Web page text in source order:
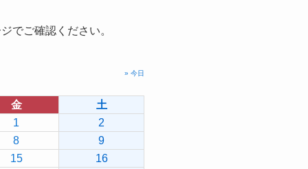
ジでご確認ください。
» 今日
金
土
1
2
8
9
15
16